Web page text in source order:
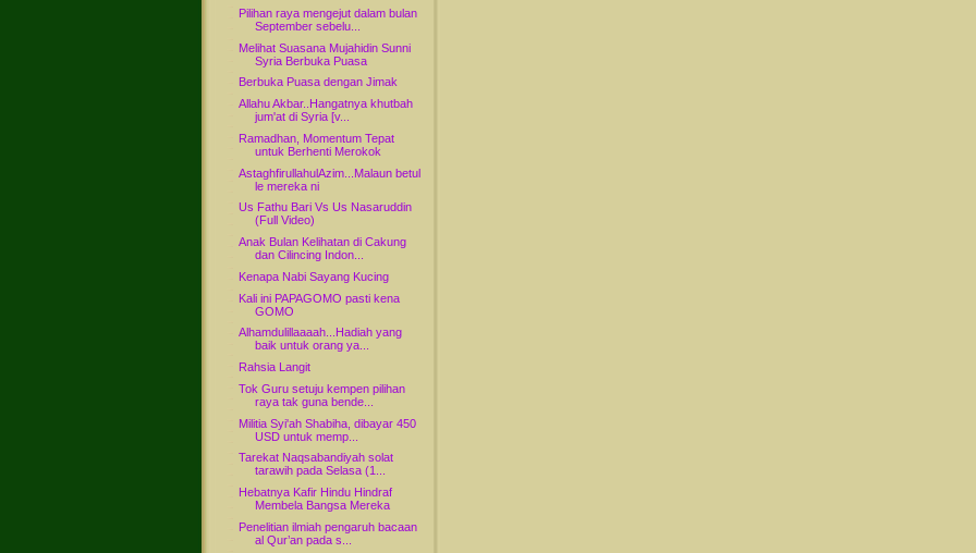
Pilihan raya mengejut dalam bulan
September sebelu...
Melihat Suasana Mujahidin Sunni
Syria Berbuka Puasa
Berbuka Puasa dengan Jimak
Allahu Akbar..Hangatnya khutbah
jum'at di Syria [v...
Ramadhan, Momentum Tepat
untuk Berhenti Merokok
AstaghfirullahulAzim...Malaun betul
le mereka ni
Us Fathu Bari Vs Us Nasaruddin
(Full Video)
Anak Bulan Kelihatan di Cakung
dan Cilincing Indon...
Kenapa Nabi Sayang Kucing
Kali ini PAPAGOMO pasti kena
GOMO
Alhamdulillaaaah...Hadiah yang
baik untuk orang ya...
Rahsia Langit
Tok Guru setuju kempen pilihan
raya tak guna bende...
Militia Syi'ah Shabiha, dibayar 450
USD untuk memp...
Tarekat Naqsabandiyah solat
tarawih pada Selasa (1...
Hebatnya Kafir Hindu Hindraf
Membela Bangsa Mereka
Penelitian ilmiah pengaruh bacaan
al Qur’an pada s...